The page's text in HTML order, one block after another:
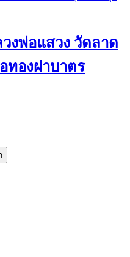
งพ่อแสวง วัดลาด
ทองฝาบาตร